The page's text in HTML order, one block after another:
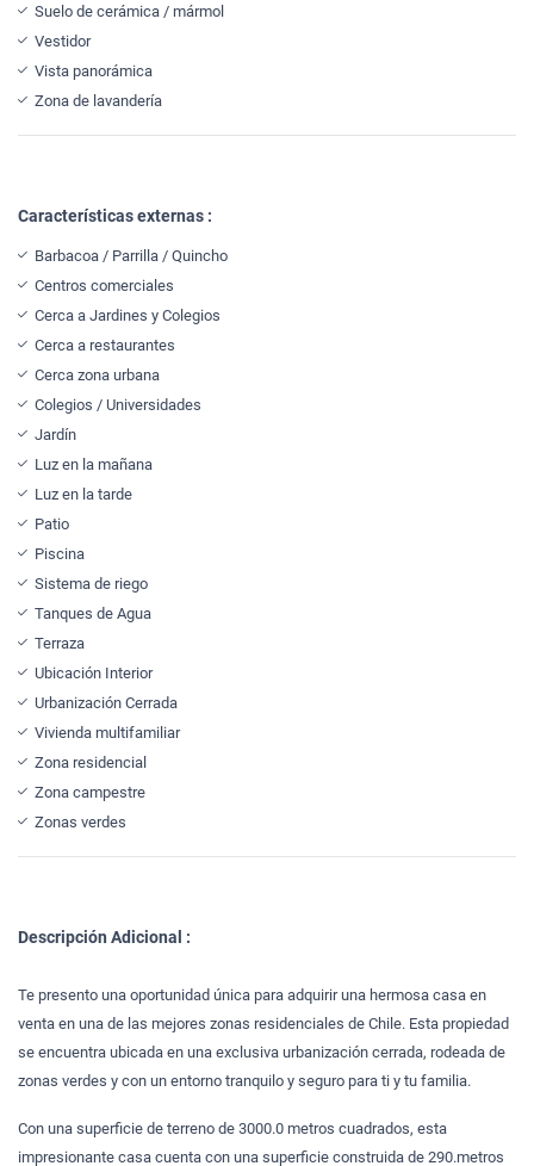
Suelo de cerámica / mármol
Vestidor
Vista panorámica
Zona de lavandería
Características externas :
Barbacoa / Parrilla / Quincho
Centros comerciales
Cerca a Jardines y Colegios
Cerca a restaurantes
Cerca zona urbana
Colegios / Universidades
Jardín
Luz en la mañana
Luz en la tarde
Patio
Piscina
Sistema de riego
Tanques de Agua
Terraza
Ubicación Interior
Urbanización Cerrada
Vivienda multifamiliar
Zona residencial
Zona campestre
Zonas verdes
Descripción Adicional :
Te presento una oportunidad única para adquirir una hermosa casa en
venta en una de las mejores zonas residenciales de Chile. Esta propiedad
se encuentra ubicada en una exclusiva urbanización cerrada, rodeada de
zonas verdes y con un entorno tranquilo y seguro para ti y tu familia.
Con una superficie de terreno de 3000.0 metros cuadrados, esta
impresionante casa cuenta con una superficie construida de 290.metros